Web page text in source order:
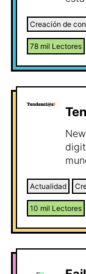
Creación de
78 mil Lectores
"La
Actualidad
10 mil Lectores